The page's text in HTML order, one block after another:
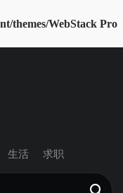
themes/WebStack Pro
生活 求职